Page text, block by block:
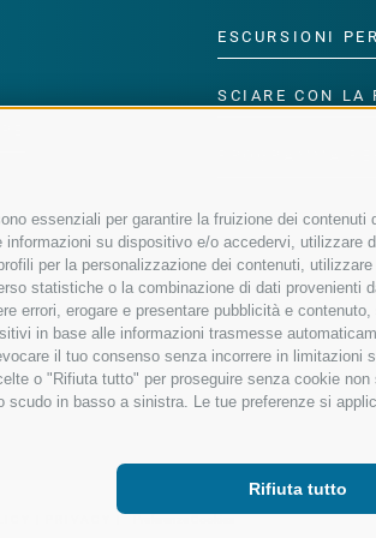
essenziali per garantire la fruizione dei
su dispositivo e/o accedervi, utilizzare
per la personalizzazione dei contenuti,
statistiche o la combinazione di dati
errori, erogare e presentare pubblicità e
in base alle informazioni trasmesse
il tuo consenso senza incorrere in
o "Rifiuta tutto" per proseguire senza cookie
in basso a sinistra. Le tue preferenze si
Rifiuta tutto
ESCURSIONI
SCIARE CON LA